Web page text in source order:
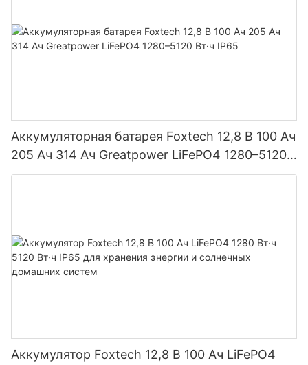
Аккумуляторная батарея Foxtech 12,8 В 100 Ач
205 Ач 314 Ач Greatpower LiFePO4 1280–5120
Вт·ч IP65
Аккумулятор Foxtech 12,8 В 100 Ач LiFePO4